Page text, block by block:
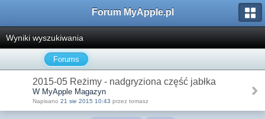
Forum MyApple.pl
Wyniki wyszukiwania
Forums
2015-05 Reżimy - nadgryziona część jabłka
W MyApple Magazyn
Napisano 21 sie 2015 10:43 przez tomasz